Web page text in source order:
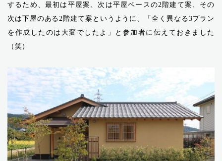
するため、最初は平屋案、次は平屋ベースの2階建て案、その
次は下屋のある2階建て案というように、「全く異なる3プラン
を作成したのは大変でしたよ」と参加者に伝えておきました
（笑）